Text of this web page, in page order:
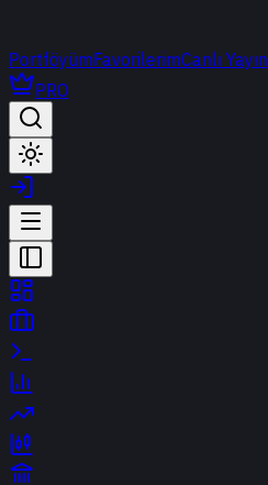
PortföyümFavorilerimCanlı Yayın
PRO